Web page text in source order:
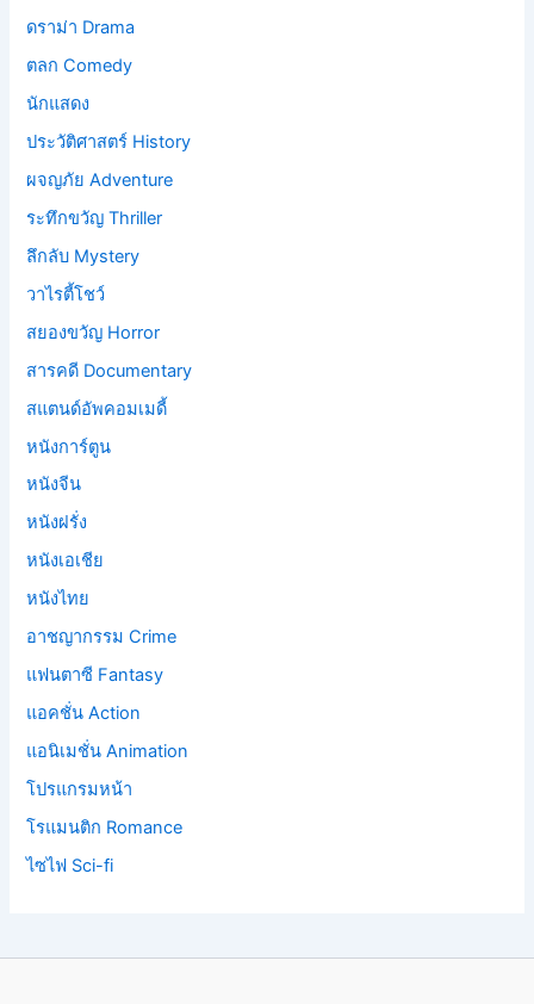
ดราม่า Drama
ตลก Comedy
นักแสดง
ประวัติศาสตร์ History
ผจญภัย Adventure
ระทึกขวัญ Thriller
ลึกลับ Mystery
วาไรตี้โชว์
สยองขวัญ Horror
สารคดี Documentary
สแตนด์อัพคอมเมดี้
หนังการ์ตูน
หนังจีน
หนังฝรั่ง
หนังเอเชีย
หนังไทย
อาชญากรรม Crime
แฟนตาซี Fantasy
แอคชั่น Action
แอนิเมชั่น Animation
โปรแกรมหน้า
โรแมนติก Romance
ไซไฟ Sci-fi